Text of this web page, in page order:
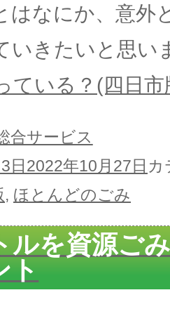
はなにか、意
いきたいと思い
ている？(四日市
合サービス
日2022年10月27日
, ほとんどのごみ
ルを資源ご
ト